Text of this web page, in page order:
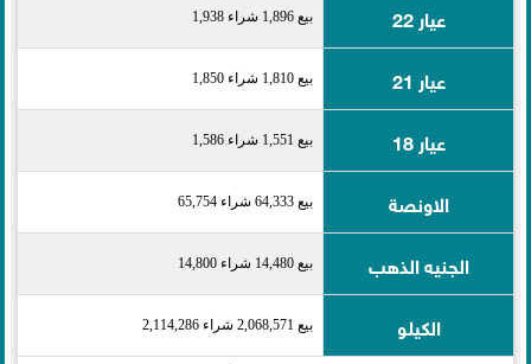
عيار 22 بيع 1,896 شراء 1,938
عيار 21 بيع 1,810 شراء 1,850
عيار 18 بيع 1,551 شراء 1,586
الاونصة بيع 64,333 شراء 65,754
الجنيه الذهب بيع 14,480 شراء 14,800
الكيلو بيع 2,068,571 شراء 2,114,286